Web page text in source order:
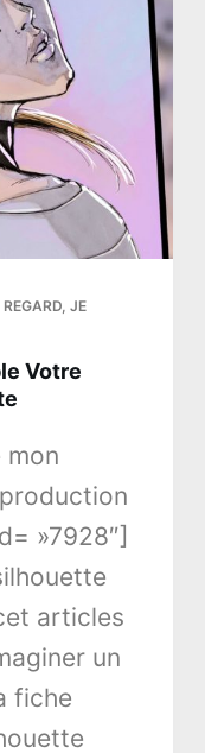
, JE
Votre
mon
»7928″]
articles
un
fiche